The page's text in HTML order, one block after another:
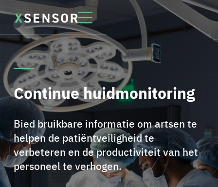
Continue huidmonitoring
Bied bruikbare informatie om artsen te
helpen de patiëntveiligheid te
verbeteren en de productiviteit van het
personeel te verhogen.